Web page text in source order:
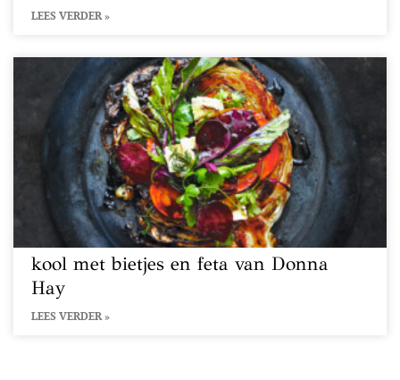
LEES VERDER »
kool met bietjes en feta van Donna
Hay
LEES VERDER »